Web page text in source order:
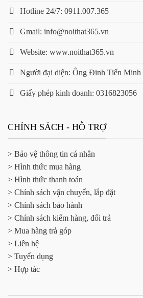
Hotline 24/7: 0911.007.365
Gmail: info@noithat365.vn
Website: www.noithat365.vn
Người đại diện: Ông Đinh Tiến Minh
Giấy phép kinh doanh: 0316823056
CHÍNH SÁCH - HỖ TRỢ
> Bảo vệ thông tin cá nhân
> Hình thức mua hàng
> Hình thức thanh toán
> Chính sách vận chuyển, lắp đặt
> Chính sách bảo hành
> Chính sách kiểm hàng, đổi trả
> Mua hàng trả góp
> Liên hệ
> Tuyển dụng
> Hợp tác